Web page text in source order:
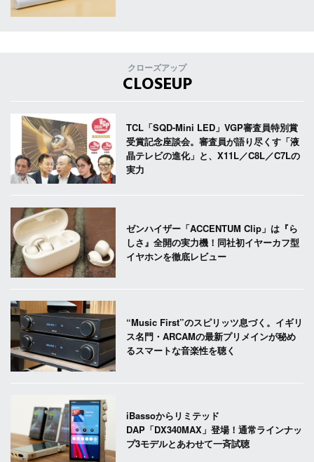
クローズアップ
CLOSEUP
TCL「SQD-Mini LED」VGP審査員特別賞
受賞記念座談会。審査員が語り尽くす「液
晶テレビの進化」と、X11L／C8L／C7Lの
実力
ゼンハイザー「ACCENTUM Clip」は『ら
しさ』全開の実力機！同社初イヤーカフ型
イヤホンを徹底レビュー
“Music First”のスピリッツ息づく。イギリ
ス名門・ARCAMの最新プリメインが秘め
るスマートな音楽性を聴く
iBassoからリミテッド
DAP「DX340MAX」登場！通常ラインナッ
プ3モデルとあわせて一斉試聴